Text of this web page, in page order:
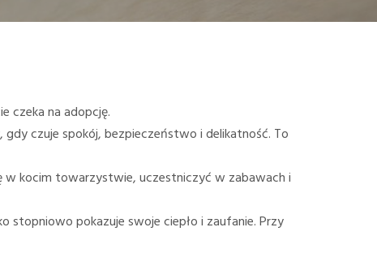
czeka na adopcję.
czuje spokój, bezpieczeństwo i delikatność. To
w kocim towarzystwie, uczestniczyć w zabawach i
stopniowo pokazuje swoje ciepło i zaufanie. Przy